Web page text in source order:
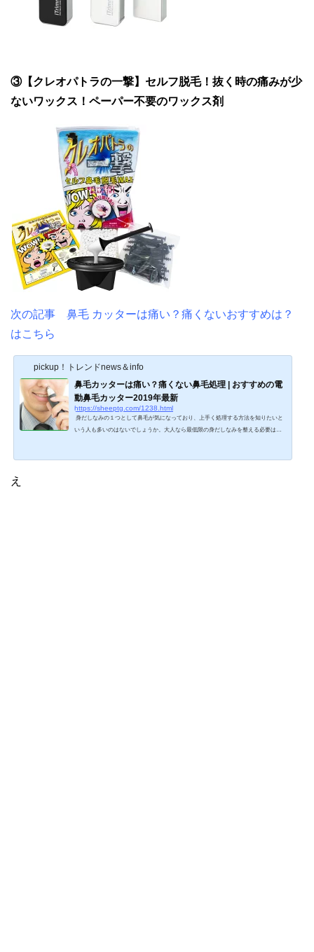
③【クレオパトラの一撃】セルフ脱毛！抜く時の痛みが少
ないワックス！ペーパー不要のワックス剤
次の記事 鼻毛 カッターは痛い？痛くないおすすめは？
はこちら
pickup！トレンドnews＆info
鼻毛カッターは痛い？痛くない鼻毛処理 | おすすめの電
動鼻毛カッター2019年最新
https://sheeptg.com/1238.html
身だしなみの１つとして鼻毛が気になっており、上手く処理する方法を知りたいと
いう人も多いのはないでしょうか。大人なら最低限の身だしなみを整える必要はあ
え